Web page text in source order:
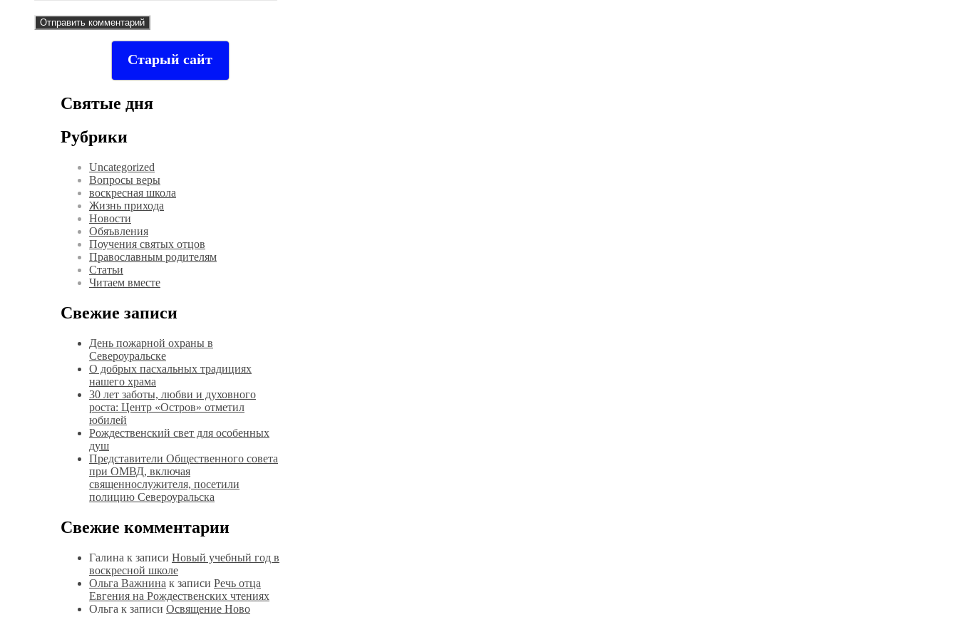
Старый сайт
Святые дня
Рубрики
Uncategorized
Вопросы веры
воскресная школа
Жизнь прихода
Новости
Обяъвления
Поучения святых отцов
Православным родителям
Статьи
Читаем вместе
Свежие записи
День пожарной охраны в
Североуральске
О добрых пасхальных традициях
нашего храма
30 лет заботы, любви и духовного
роста: Центр «Остров» отметил
юбилей
Рождественский свет для особенных
душ
Представители Общественного совета
при ОМВД, включая
священнослужителя, посетили
полицию Североуральска
Свежие комментарии
Галина к записи Новый учебный год в
воскресной школе
Ольга Важнина к записи Речь отца
Евгения на Рождественских чтениях
Ольга к записи Освящение Ново